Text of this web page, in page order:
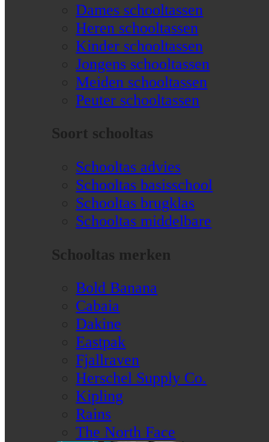
Dames schooltassen
Heren schooltassen
Kinder schooltassen
Jongens schooltassen
Meiden schooltassen
Peuter schooltassen
Soort schooltas
Schooltas advies
Schooltas basisschool
Schooltas brugklas
Schooltas middelbare
Schooltas merken
Bold Banana
Cabaia
Dakine
Eastpak
Fjallraven
Herschel Supply Co.
Kipling
Rains
The North Face